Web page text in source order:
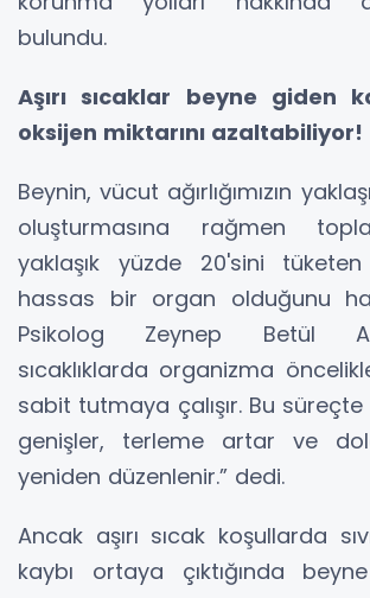
bulundu.
Aşırı sıcaklar beyne giden
oksijen miktarını azaltabiliyor!
Beynin, vücut ağırlığımızın
oluşturmasına rağmen
yaklaşık yüzde 20'sini
hassas bir organ olduğunu
Psikolog Zeynep Betül
sıcaklıklarda organizma öncelikle
sabit tutmaya çalışır. Bu
genişler, terleme artar ve
yeniden düzenlenir.” dedi.
Ancak aşırı sıcak koşullarda
kaybı ortaya çıktığında